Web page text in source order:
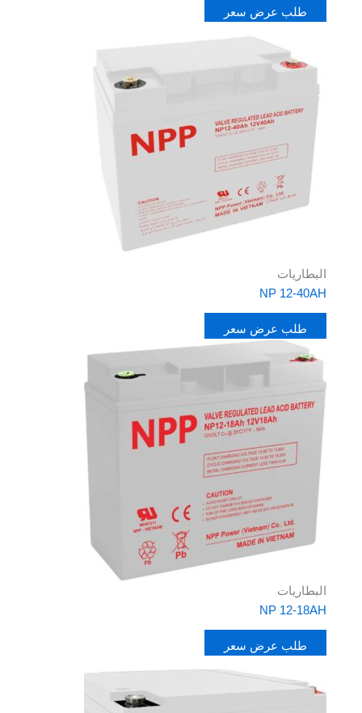
طلب عرض سعر
البطاريات
NP 12-40AH
طلب عرض سعر
البطاريات
NP 12-18AH
طلب عرض سعر